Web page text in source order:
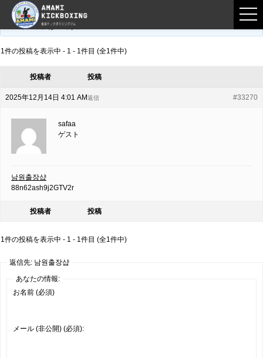
フロントページ › フォーラム
このトピックは空です。
1件の投稿を表示中 - 1 - 1件目 (全1件中)
投稿者 投稿
2025年12月14日 4:01 AM #33270
返信
safaa
ゲスト
남원출장샵
88n62ash9j2GTV2r
投稿者 投稿
1件の投稿を表示中 - 1 - 1件目 (全1件中)
返信先: 남원출장샵
あなたの情報:
お名前 (必須)
メール (非公開) (必須):